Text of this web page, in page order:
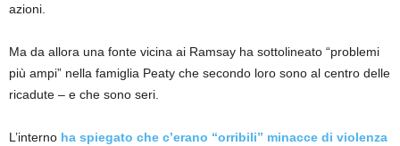
azioni.
Ma da allora una fonte vicina ai Ramsay ha sottolineato “problemi
più ampi” nella famiglia Peaty che secondo loro sono al centro delle
ricadute – e che sono seri.
L’interno ha spiegato che c’erano “orribili” minacce di violenza